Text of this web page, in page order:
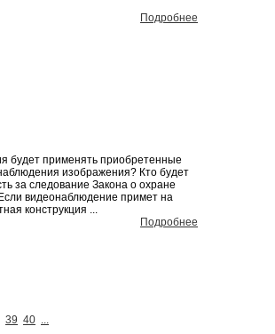
Подробнее
будет применять приобретенные
изображения? Кто будет
за следование Закона о охране
видеонаблюдение примет на
конструкция ...
Подробнее
39 40 ...